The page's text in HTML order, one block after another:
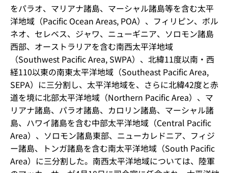
をパラオ、マリアナ諸島、マーシャル諸島等を含む太平
洋地域（Pacific Ocean Areas, POA）、フィリピン、ボル
ネオ、セレベス、ジャワ、ニューギニア、ソロモン諸島
西部、オーストラリアを含む南西太平洋地域
（Southwest Pacific Area, SWPA）、北緯11度以南・西
経110以東の南東太平洋地域（Southeast Pacific Area,
SEPA）に三分割し、太平洋地域を、さらに北緯42度と赤
道を境に北部太平洋地域（Northern Pacific Area）、マ
リアナ諸島、パラオ諸島、カロリン諸島、マーシャル諸
島、ハワイ諸島を含む中部太平洋地域（Central Pacific
Area）、ソロモン諸島東部、ニューカレドニア、フィジ
ー諸島、トンガ諸島を含む南太平洋地域（South Pacific
Area）に三分割した。南西太平洋地域については、陸軍